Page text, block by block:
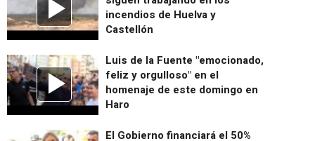
incendios de Huelva y
Castellón
Luis de la Fuente "emocionado,
feliz y orgulloso" en el
homenaje de este domingo en
Haro
El Gobierno financiará el 50%